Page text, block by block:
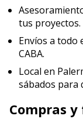
tus proyectos.
Envíos a todo
CABA.
Local en
sábados para
Compras